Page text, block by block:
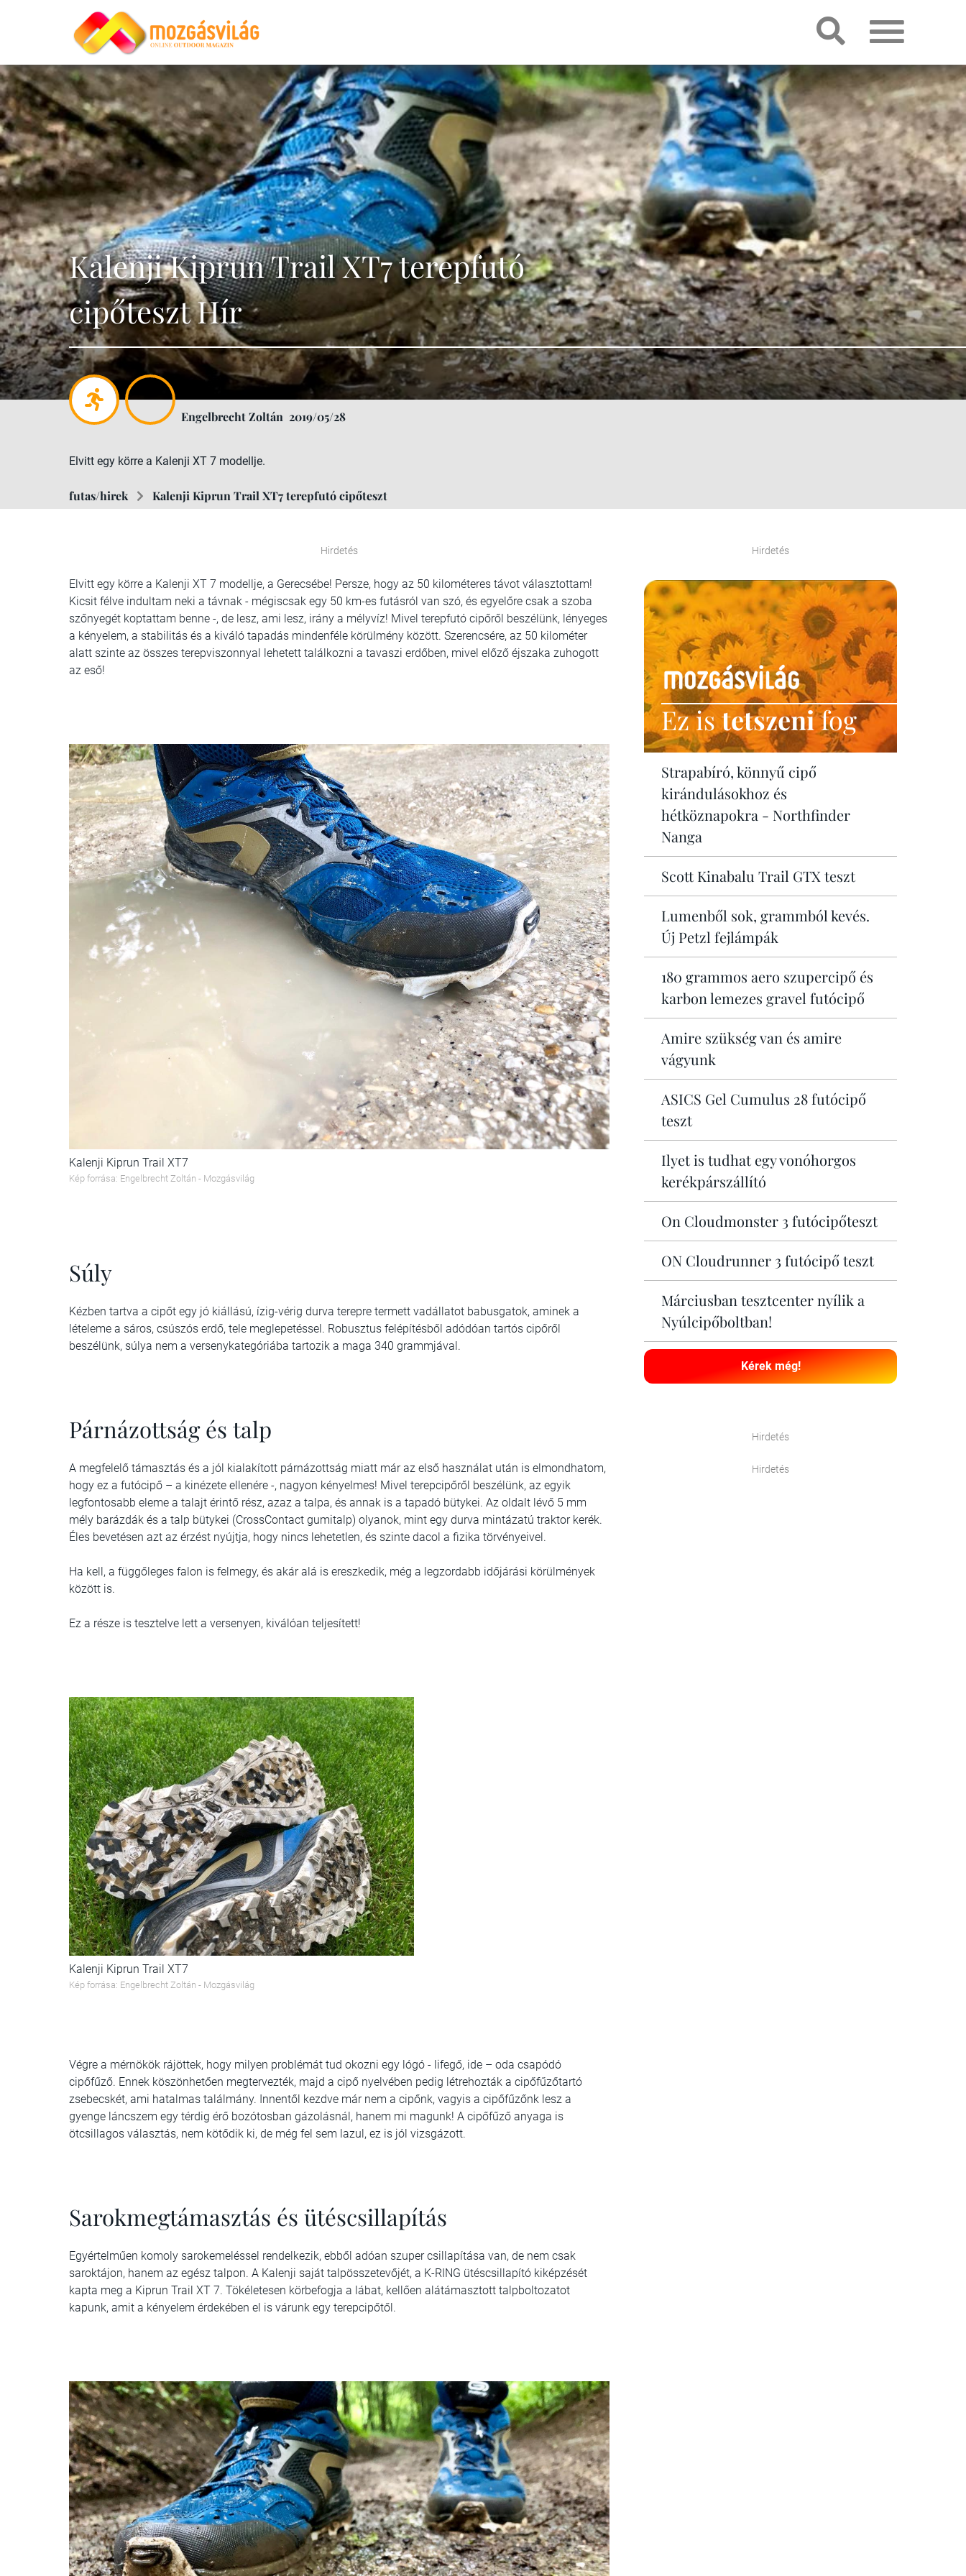
Kalenji Kiprun Trail XT7 terepfutó
cipőteszt Hír
Engelbrecht Zoltán 2019/05/28
Elvitt egy körre a Kalenji XT 7 modellje.
futas/hirek Kalenji Kiprun Trail XT7 terepfutó cipőteszt
Hirdetés
Elvitt egy körre a Kalenji XT 7 modellje, a Gerecsébe! Persze, hogy az 50 kilométeres távot választottam!
Kicsit félve indultam neki a távnak - mégiscsak egy 50 km-es futásról van szó, és egyelőre csak a szoba
szőnyegét koptattam benne -, de lesz, ami lesz, irány a mélyvíz! Mivel terepfutó cipőről beszélünk, lényeges
a kényelem, a stabilitás és a kiváló tapadás mindenféle körülmény között. Szerencsére, az 50 kilométer
alatt szinte az összes terepviszonnyal lehetett találkozni a tavaszi erdőben, mivel előző éjszaka zuhogott
az eső!
Kalenji Kiprun Trail XT7
Kép forrása: Engelbrecht Zoltán - Mozgásvilág
Súly
Kézben tartva a cipőt egy jó kiállású, ízig-vérig durva terepre termett vadállatot babusgatok, aminek a
lételeme a sáros, csúszós erdő, tele meglepetéssel. Robusztus felépítésből adódóan tartós cipőről
beszélünk, súlya nem a versenykategóriába tartozik a maga 340 grammjával.
Párnázottság és talp
A megfelelő támasztás és a jól kialakított párnázottság miatt már az első használat után is elmondhatom,
hogy ez a futócipő – a kinézete ellenére -, nagyon kényelmes! Mivel terepcipőről beszélünk, az egyik
legfontosabb eleme a talajt érintő rész, azaz a talpa, és annak is a tapadó bütykei. Az oldalt lévő 5 mm
mély barázdák és a talp bütykei (CrossContact gumitalp) olyanok, mint egy durva mintázatú traktor kerék.
Éles bevetésen azt az érzést nyújtja, hogy nincs lehetetlen, és szinte dacol a fizika törvényeivel.
Ha kell, a függőleges falon is felmegy, és akár alá is ereszkedik, még a legzordabb időjárási körülmények
között is.
Ez a része is tesztelve lett a versenyen, kiválóan teljesített!
Kalenji Kiprun Trail XT7
Kép forrása: Engelbrecht Zoltán - Mozgásvilág
Végre a mérnökök rájöttek, hogy milyen problémát tud okozni egy lógó - lifegő, ide – oda csapódó
cipőfűző. Ennek köszönhetően megtervezték, majd a cipő nyelvében pedig létrehozták a cipőfűzőtartó
zsebecskét, ami hatalmas találmány. Innentől kezdve már nem a cipőnk, vagyis a cipőfűzőnk lesz a
gyenge láncszem egy térdig érő bozótosban gázolásnál, hanem mi magunk! A cipőfűző anyaga is
ötcsillagos választás, nem kötődik ki, de még fel sem lazul, ez is jól vizsgázott.
Sarokmegtámasztás és ütéscsillapítás
Egyértelműen komoly sarokemeléssel rendelkezik, ebből adóan szuper csillapítása van, de nem csak
saroktájon, hanem az egész talpon. A Kalenji saját talpösszetevőjét, a K-RING ütéscsillapító kiképzését
kapta meg a Kiprun Trail XT 7. Tökéletesen körbefogja a lábat, kellően alátámasztott talpboltozatot
kapunk, amit a kényelem érdekében el is várunk egy terepcipőtől.
Hirdetés
Ez istetszenifog
Strapabíró, könnyű cipő
kirándulásokhoz és
hétköznapokra - Northfinder
Nanga
Scott Kinabalu Trail GTX teszt
Lumenből sok, grammból kevés.
Új Petzl fejlámpák
180 grammos aero szupercipő és
karbon lemezes gravel futócipő
Amire szükség van és amire
vágyunk
ASICS Gel Cumulus 28 futócipő
teszt
Ilyet is tudhat egy vonóhorgos
kerékpárszállító
On Cloudmonster 3 futócipőteszt
ON Cloudrunner 3 futócipő teszt
Márciusban tesztcenter nyílik a
Nyúlcipőboltban!
Kérek még!
Hirdetés
Hirdetés